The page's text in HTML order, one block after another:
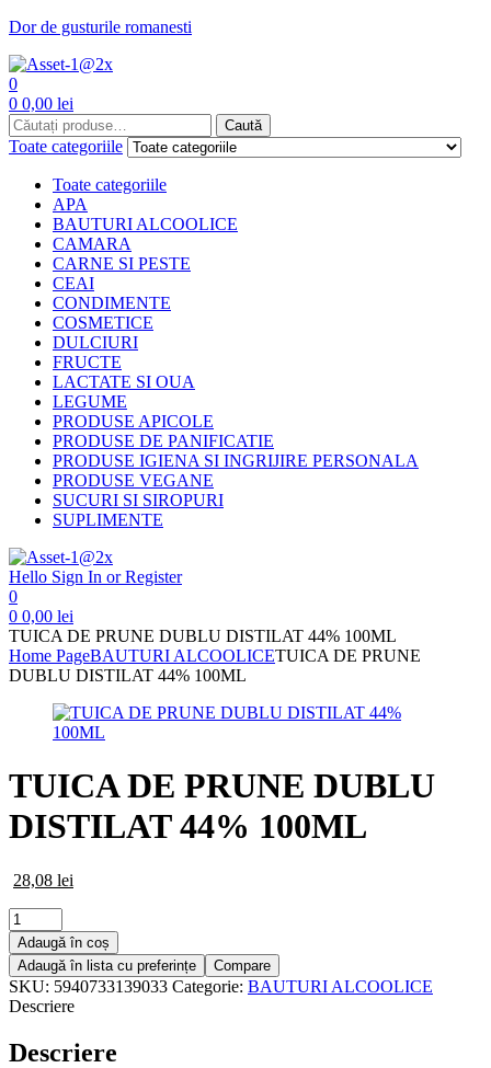
Dor de gusturile romanesti
Menu
0
0 0,00 lei
Caută
Caută
Toate categoriile
Toate categoriile
APA
BAUTURI ALCOOLICE
CAMARA
CARNE SI PESTE
CEAI
CONDIMENTE
COSMETICE
DULCIURI
FRUCTE
LACTATE SI OUA
LEGUME
PRODUSE APICOLE
PRODUSE DE PANIFICATIE
PRODUSE IGIENA SI INGRIJIRE PERSONALA
PRODUSE VEGANE
SUCURI SI SIROPURI
SUPLIMENTE
Hello Sign In or Register
0
0 0,00 lei
TUICA DE PRUNE DUBLU DISTILAT 44% 100ML
Home PageBAUTURI ALCOOLICETUICA DE PRUNE
DUBLU DISTILAT 44% 100ML
TUICA DE PRUNE DUBLU
DISTILAT 44% 100ML
28,08 lei
Cantitate
TUICA
DE
PRUNE
DUBLU
DISTILAT
100ML
Adaugă în coș
Adaugă în lista cu preferințe
Compare
SKU: 5940733139033 Categorie: BAUTURI ALCOOLICE
Descriere
Descriere